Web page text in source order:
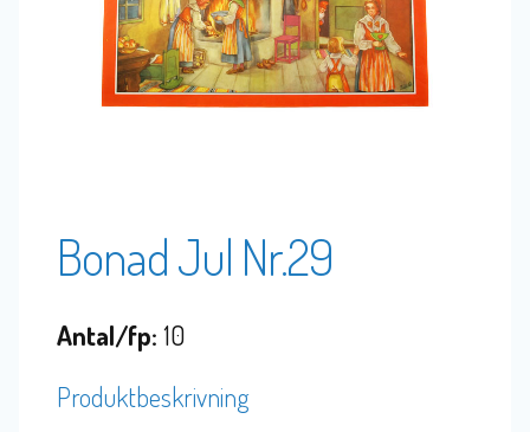
Bonad Jul Nr.29
Antal/fp: 10
Produktbeskrivning